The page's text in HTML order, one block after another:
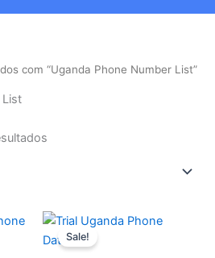
com “Uganda Phone Number List”
List
Sale!
O
preço
original
O